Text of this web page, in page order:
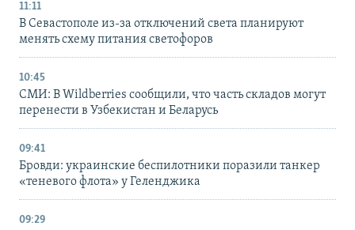
11:11
В Севастополе из-за отключений света планируют
менять схему питания светофоров
10:45
СМИ: В Wildberries сообщили, что часть складов могут
перенести в Узбекистан и Беларусь
09:41
Бровди: украинские беспилотники поразили танкер
«теневого флота» у Геленджика
09:29